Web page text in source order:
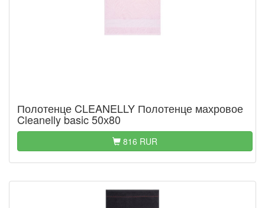
Полотенце CLEANELLY Полотенце махровое
Cleanelly basic 50х80
816 RUR